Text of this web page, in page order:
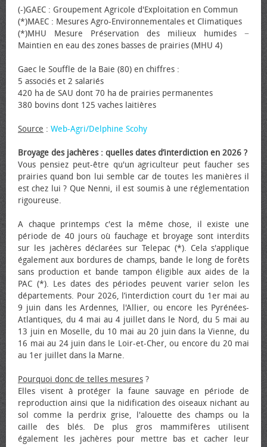
(-)GAEC : Groupement Agricole d'Exploitation en Commun
(*)MAEC : Mesures Agro-Environnementales et Climatiques
(*)MHU Mesure Préservation des milieux humides −
Maintien en eau des zones basses de prairies (MHU 4)
Gaec le Souffle de la Baie (80) en chiffres :
5 associés et 2 salariés
420 ha de SAU dont 70 ha de prairies permanentes
380 bovins dont 125 vaches laitières
Source : Web-Agri/Delphine Scohy
Broyage des jachères : quelles dates d’interdiction en 2026 ?
Vous pensiez peut-être qu'un agriculteur peut faucher ses
prairies quand bon lui semble car de toutes les manières il
est chez lui ? Que Nenni, il est soumis à une réglementation
rigoureuse.
A chaque printemps c'est la même chose, il existe une
période de 40 jours où fauchage et broyage sont interdits
sur les jachères déclarées sur Telepac (*). Cela s'applique
également aux bordures de champs, bande le long de forêts
sans production et bande tampon éligible aux aides de la
PAC (*). Les dates des périodes peuvent varier selon les
départements. Pour 2026, l’interdiction court du 1er mai au
9 juin dans les Ardennes, l'Allier, ou encore les Pyrénées-
Atlantiques, du 4 mai au 4 juillet dans le Nord, du 5 mai au
13 juin en Moselle, du 10 mai au 20 juin dans la Vienne, du
16 mai au 24 juin dans le Loir-et-Cher, ou encore du 20 mai
au 1er juillet dans la Marne.
Pourquoi donc de telles mesures ?
Elles visent à protéger la faune sauvage en période de
reproduction ainsi que la nidification des oiseaux nichant au
sol comme la perdrix grise, l'alouette des champs ou la
caille des blés. De plus gros mammifères utilisent
également les jachères pour mettre bas et cacher leur